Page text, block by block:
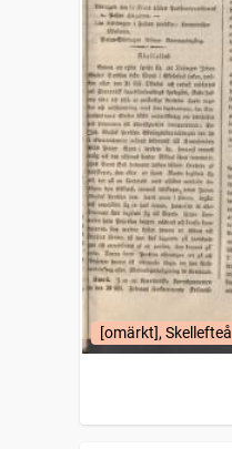
[omärkt], Skellefteå